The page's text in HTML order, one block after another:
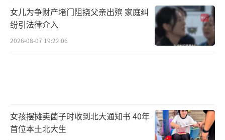
女儿为争财产堵门阻挠父亲出殡 家庭纠
纷引法律介入
2026-08-07 19:22:06
女孩摆摊卖菌子时收到北大通知书 40年
首位本土北大生